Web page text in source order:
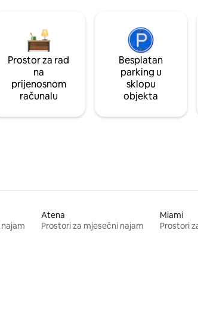
Prostor za rad
na
prijenosnom
računalu
Besplatan
parking u
sklopu
objekta
Atena
Prostori za mjesečni najam
Miami
Prostori